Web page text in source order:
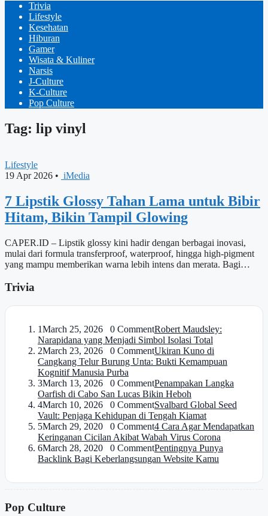
Trivia
Lifestyle
Kesehatan
Hiburan
Gamer
Wisata & Kuliner
Narsis
J-Culture
K-Culture
Pop Culture
Tag: lip vinyl
Lifestyle
19 Apr 2026 • iMedia
7 Lipstik Glossy Tahan Lama untuk Bibir
Hitam, Bikin Tampil Glowing
CAPER.ID – Lipstik glossy kini hadir dengan berbagai inovasi,
mulai dari formula transferproof, waterproof, hingga high-pigment
yang mampu memberikan warna lebih intens dan merata. Bagi…
Trivia
1March 25, 2026 0 CommentRobert Maudsley:
Narapidana yang Menjadi Simbol Isolasi Total
2March 23, 2026 0 CommentUkiran Kuno di
Cangkang Telur Burung Unta: Bukti Kemampuan
Kognitif Manusia Purba
3March 13, 2026 0 CommentPenampakan Langka
Oarfish di Cabo San Lucas Bikin Heboh
4March 10, 2026 0 CommentSvalbard Global Seed
Vault: Penjaga Kehidupan di Tengah Kiamat
5March 29, 2020 0 Comment4 Cara Agar Mendapatkan
Keringanan Cicilan Akibat Wabah Virus Corona
6March 28, 2020 0 CommentPentingnya Punya
Backlink Bagi Keberlangsungan Website Kamu
Pop Culture